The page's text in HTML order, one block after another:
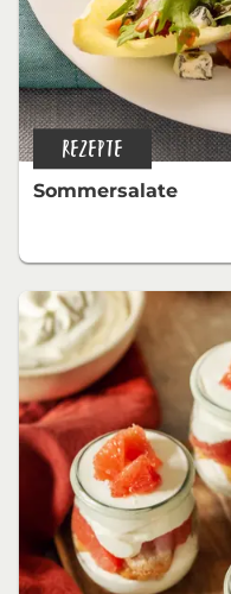
REZEPTE
Sommersalate